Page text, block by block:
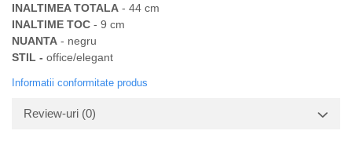
INALTIMEA TOTALA - 44 cm
INALTIME TOC - 9 cm
NUANTA - negru
STIL - office/elegant
Informatii conformitate produs
Review-uri (0)